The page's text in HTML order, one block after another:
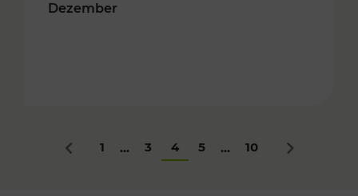
Dezember
Zurück
1 ... 3 4 5 ... 10 Nächstes